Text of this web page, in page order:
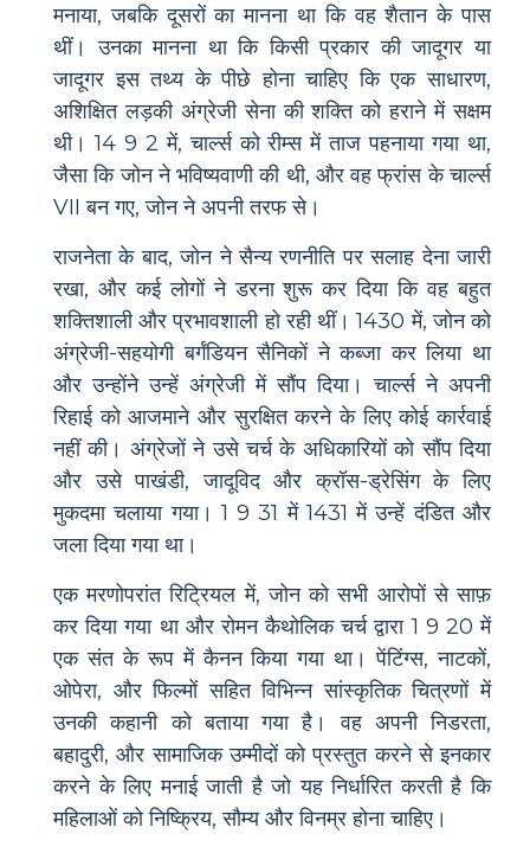
मनाया, जबकि दूसरों का मानना ​​था कि वह शैतान के पास
थीं। उनका मानना ​​था कि किसी प्रकार की जादूगर या
जादूगर इस तथ्य के पीछे होना चाहिए कि एक साधारण,
अशिक्षित लड़की अंग्रेजी सेना की शक्ति को हराने में सक्षम
थी। 14 9 2 में, चार्ल्स को रीम्स में ताज पहनाया गया था,
जैसा कि जोन ने भविष्यवाणी की थी, और वह फ्रांस के चार्ल्स
VII बन गए, जोन ने अपनी तरफ से।
राजनेता के बाद, जोन ने सैन्य रणनीति पर सलाह देना जारी
रखा, और कई लोगों ने डरना शुरू कर दिया कि वह बहुत
शक्तिशाली और प्रभावशाली हो रही थीं। 1430 में, जोन को
अंग्रेजी-सहयोगी बर्गंडियन सैनिकों ने कब्जा कर लिया था
और उन्होंने उन्हें अंग्रेजी में सौंप दिया। चार्ल्स ने अपनी
रिहाई को आजमाने और सुरक्षित करने के लिए कोई कार्रवाई
नहीं की। अंग्रेजों ने उसे चर्च के अधिकारियों को सौंप दिया
और उसे पाखंडी, जादूविद और क्रॉस-ड्रेसिंग के लिए
मुकदमा चलाया गया। 1 9 31 में 1431 में उन्हें दंडित और
जला दिया गया था।
एक मरणोपरांत रिट्रियल में, जोन को सभी आरोपों से साफ़
कर दिया गया था और रोमन कैथोलिक चर्च द्वारा 1 9 20 में
एक संत के रूप में कैनन किया गया था। पेंटिंग्स, नाटकों,
ओपेरा, और फिल्मों सहित विभिन्न सांस्कृतिक चित्रणों में
उनकी कहानी को बताया गया है। वह अपनी निडरता,
बहादुरी, और सामाजिक उम्मीदों को प्रस्तुत करने से इनकार
करने के लिए मनाई जाती है जो यह निर्धारित करती है कि
महिलाओं को निष्क्रिय, सौम्य और विनम्र होना चाहिए।